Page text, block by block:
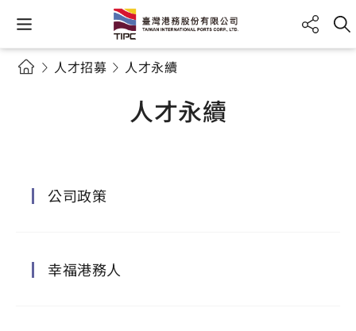
人才招募 人才永續
人才永續
公司政策
幸福港務人